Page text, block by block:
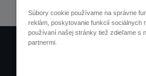
Súbory cookie používame na správne
reklám, poskytovanie funkcií sociálnych
používaní našej stránky tiež zdieľame s
partnermi.